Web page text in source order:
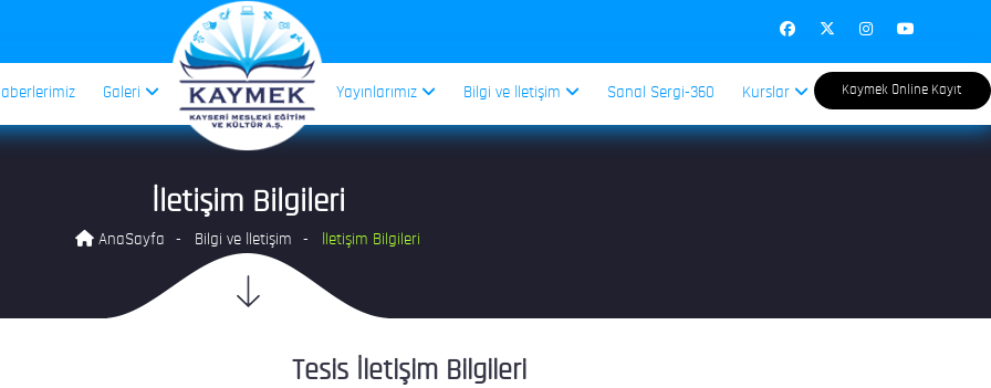
Galeri Yayınlarımız Bilgi ve İletişim Sanal Sergi-360 Kurslar Kaymek Online Kayıt
İletişim Bilgileri
AnaSayfa Bilgi ve İletişim İletişim Bilgileri
Tesis İletişim Bilgileri